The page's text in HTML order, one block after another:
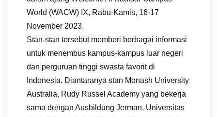
World (WACW) IX, Rabu-Kamis, 16-17
November 2023.
Stan-stan tersebut memberi berbagai informasi
untuk menembus kampus-kampus luar negeri
dan perguruan tinggi swasta favorit di
Indonesia. Diantaranya stan Monash University
Australia, Rudy Russel Academy yang bekerja
sama dengan Ausbildung Jerman, Universitas